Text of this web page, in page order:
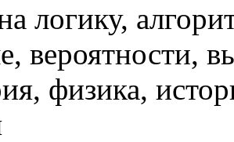
логику,
вероятности,
физика,